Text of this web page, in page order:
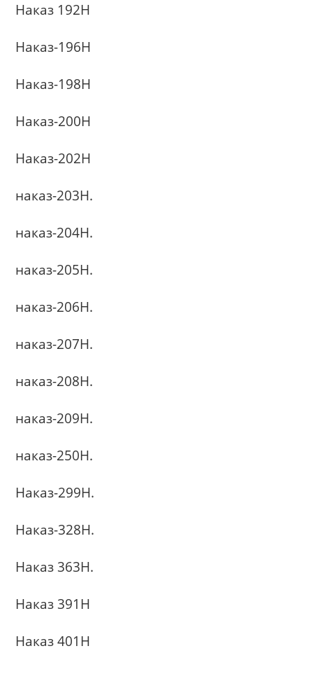
Наказ 192Н
Наказ-196Н
Наказ-198Н
Наказ-200Н
Наказ-202Н
наказ-203Н.
наказ-204Н.
наказ-205Н.
наказ-206Н.
наказ-207Н.
наказ-208Н.
наказ-209Н.
наказ-250Н.
Наказ-299Н.
Наказ-328Н.
Наказ 363Н.
Наказ 391Н
Наказ 401Н